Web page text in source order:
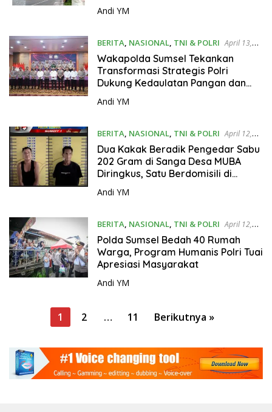
Andi YM
BERITA, NASIONAL, TNI & POLRI April 13,
2026
Wakapolda Sumsel Tekankan
Transformasi Strategis Polri
Dukung Kedaulatan Pangan dan
Energi
Andi YM
BERITA, NASIONAL, TNI & POLRI April 12,
2026
Dua Kakak Beradik Pengedar Sabu
202 Gram di Sanga Desa MUBA
Diringkus, Satu Berdomisili di
Jakarta Barat.
Andi YM
BERITA, NASIONAL, TNI & POLRI April 12,
2026
Polda Sumsel Bedah 40 Rumah
Warga, Program Humanis Polri Tuai
Apresiasi Masyarakat
Andi YM
g
n
1 2 … 11 Berikutnya »